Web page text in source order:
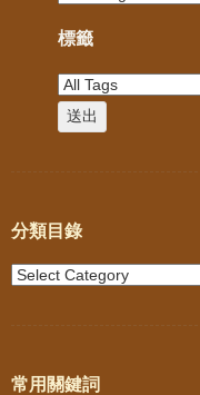
標籤
分類目錄
常用關鍵詞